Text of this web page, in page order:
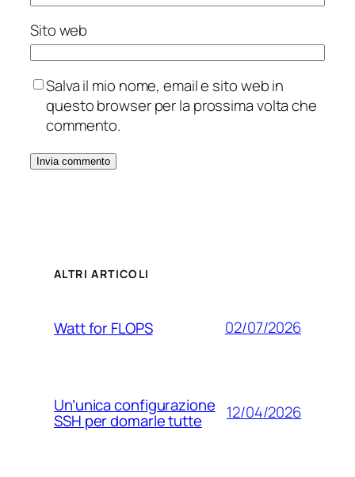
Sito web
Salva il mio nome, email e sito web in
questo browser per la prossima volta che
commento.
ALTRI ARTICOLI
Watt for FLOPS 02/07/2026
Un’unica configurazione
SSH per domarle tutte 12/04/2026